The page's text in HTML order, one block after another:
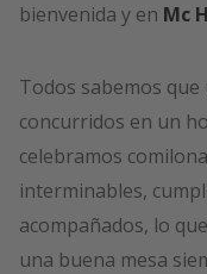
bienvenida y en Mc
Todos sabemos
concurridos en un
celebramos
interminables,
acompañados, lo
una buena mesa